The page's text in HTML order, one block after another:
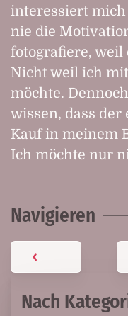
interessiert
nie die
fotografiere, weil
Nicht weil ich
möchte.
wissen, dass
Kauf in meinem
Ich möchte nur
Navigieren
‹
Nach